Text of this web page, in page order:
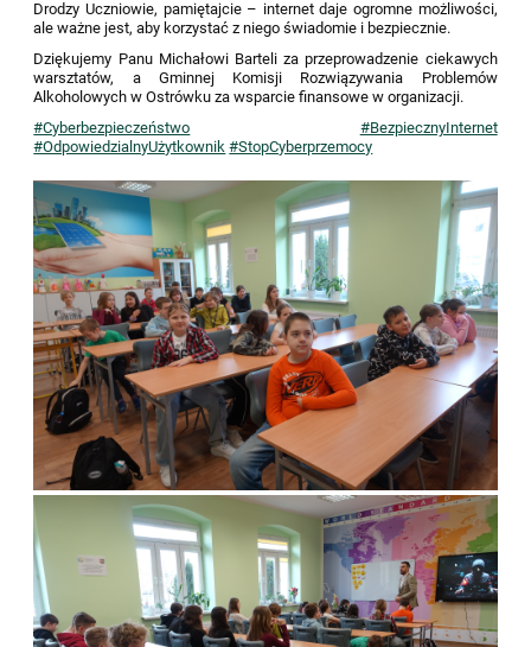
Drodzy Uczniowie, pamiętajcie – internet daje ogromne możliwości,
ale ważne jest, aby korzystać z niego świadomie i bezpiecznie.
Dziękujemy Panu Michałowi Barteli za przeprowadzenie ciekawych
warsztatów, a Gminnej Komisji Rozwiązywania Problemów
Alkoholowych w Ostrówku za wsparcie finansowe w organizacji.
#Cyberbezpieczeństwo
#BezpiecznyInternet
#OdpowiedzialnyUżytkownik #StopCyberprzemocy